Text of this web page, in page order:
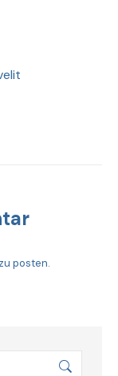
posten.